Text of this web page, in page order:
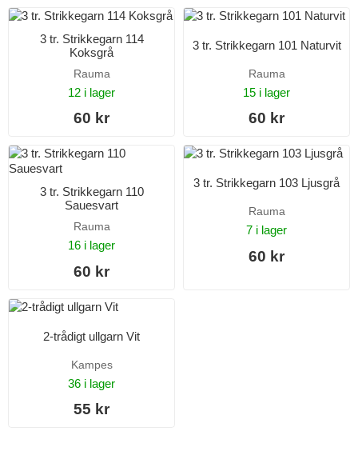
3 tr. Strikkegarn 114
Koksgrå
Rauma
12 i lager
60 kr
3 tr. Strikkegarn 101 Naturvit
Rauma
15 i lager
60 kr
3 tr. Strikkegarn 110
Sauesvart
Rauma
16 i lager
60 kr
3 tr. Strikkegarn 103 Ljusgrå
Rauma
7 i lager
60 kr
2-trådigt ullgarn Vit
Kampes
36 i lager
55 kr